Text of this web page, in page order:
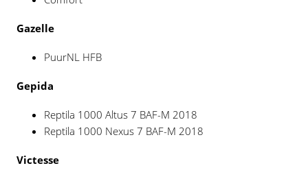
Gazelle
PuurNL HFB
Gepida
Reptila 1000 Altus 7 BAF-M 2018
Reptila 1000 Nexus 7 BAF-M 2018
Victesse